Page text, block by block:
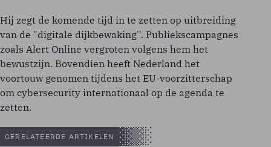
Hij zegt de komende tijd in te zetten op uitbreiding
van de "digitale dijkbewaking''. Publiekscampagnes
zoals Alert Online vergroten volgens hem het
bewustzijn. Bovendien heeft Nederland het
voortouw genomen tijdens het EU-voorzitterschap
om cybersecurity internationaal op de agenda te
zetten.
GERELATEERDE ARTIKELEN